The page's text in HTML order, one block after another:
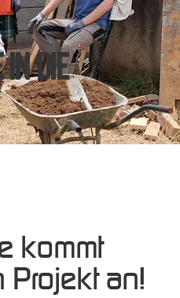
die
kommt
Projekt an!